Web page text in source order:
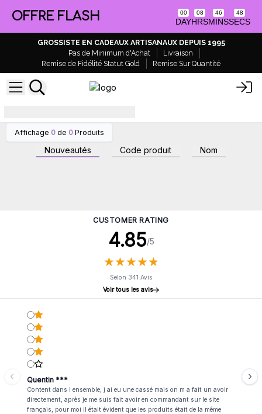
OFFRE FLASH 00
DAY
08
HRS
46
MINS
47
SECS
GROSSISTE EN CADEAUX ARTISANAUX DEPUIS 1995
Pas de Minimum d'Achat
Livraison
Remise de Fidélité Statut Gold
Remise Sur Quantité
Affichage 0 de 0 Produits
Nouveautés Code produit Nom
CUSTOMER RATING
4.85/5
★★★★★
★★★★★
Selon 341 Avis
Voir tous les avis
Quentin ***
Content dans l ensemble, j ai eu une cassé mais on m a fait un avoir
directement, après je me suis fait avoir en commandant sur le site
français, pour moi il était évident que les produits était de la même